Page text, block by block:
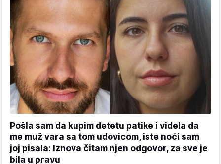
Pošla sam da kupim detetu patike i videla da
me muž vara sa tom udovicom, iste noći sam
joj pisala: Iznova čitam njen odgovor, za sve je
bila u pravu